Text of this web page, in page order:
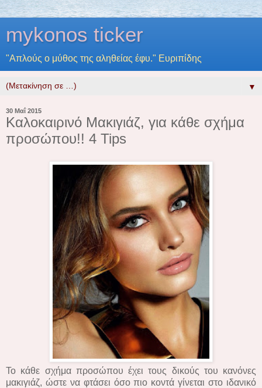
mykonos ticker
"Απλούς ο μύθος της αληθείας έφυ." Ευριπίδης
▼
30 Μαΐ 2015
Καλοκαιρινό Μακιγιάζ, για κάθε σχήμα
προσώπου!! 4 Tips
Το κάθε σχήμα προσώπου έχει τους δικούς του κανόνες
μακιγιάζ, ώστε να φτάσει όσο πιο κοντά γίνεται στο ιδανικό